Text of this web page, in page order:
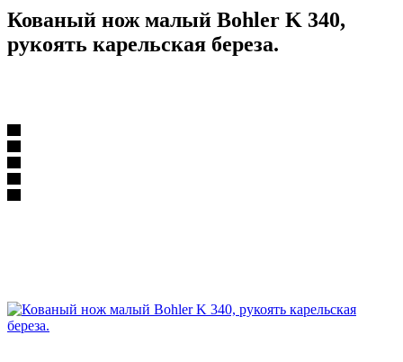
Кованый нож малый Bohler K 340,
рукоять карельская береза.